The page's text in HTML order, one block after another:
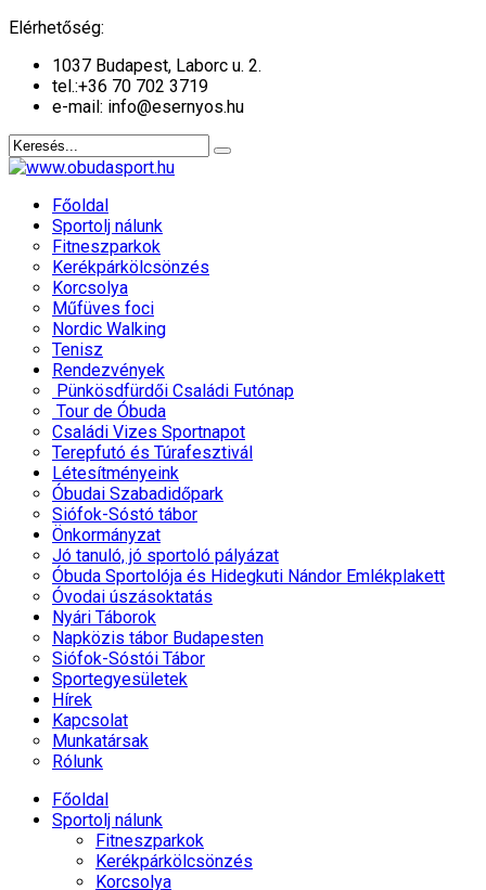
Elérhetőség:
1037 Budapest, Laborc u. 2.
tel.:+36 70 702 3719
e-mail: info@esernyos.hu
Főoldal
Sportolj nálunk
Fitneszparkok
Kerékpárkölcsönzés
Korcsolya
Műfüves foci
Nordic Walking
Tenisz
Rendezvények
Pünkösdfürdői Családi Futónap
Tour de Óbuda
Családi Vizes Sportnapot
Terepfutó és Túrafesztivál
Létesítményeink
Óbudai Szabadidőpark
Siófok-Sóstó tábor
Önkormányzat
Jó tanuló, jó sportoló pályázat
Óbuda Sportolója és Hidegkuti Nándor Emlékplakett
Óvodai úszásoktatás
Nyári Táborok
Napközis tábor Budapesten
Siófok-Sóstói Tábor
Sportegyesületek
Hírek
Kapcsolat
Munkatársak
Rólunk
Főoldal
Sportolj nálunk
Fitneszparkok
Kerékpárkölcsönzés
Korcsolya
év
hónap
év
hónap